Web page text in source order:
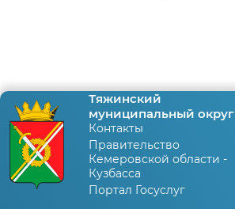
Тяжинский
муниципальный округ
Контакты
Правительство
Кемеровской области -
Кузбасса
Портал Госуслуг